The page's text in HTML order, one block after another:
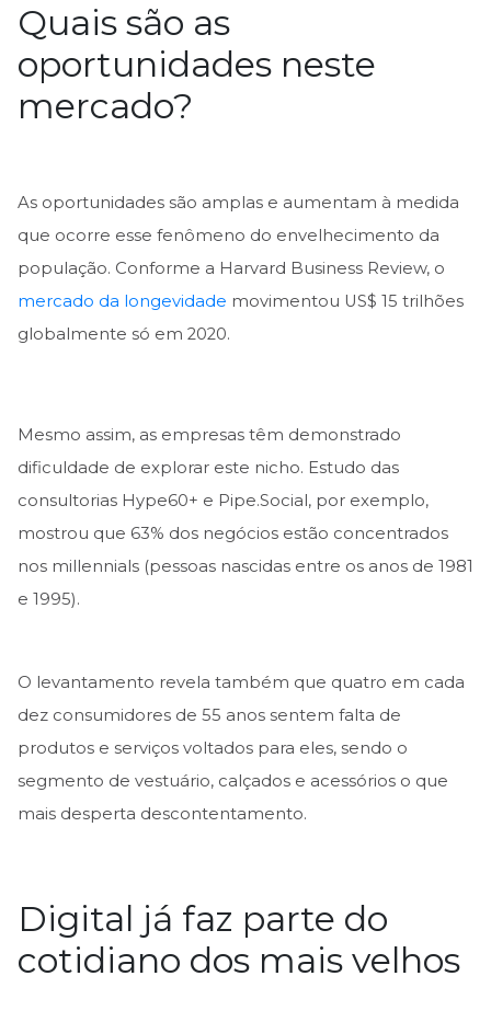
Quais são as
oportunidades neste
mercado?
As oportunidades são amplas e aumentam à medida
que ocorre esse fenômeno do envelhecimento da
população. Conforme a Harvard Business Review, o
mercado da longevidade movimentou US$ 15 trilhões
globalmente só em 2020.
Mesmo assim, as empresas têm demonstrado
dificuldade de explorar este nicho. Estudo das
consultorias Hype60+ e Pipe.Social, por exemplo,
mostrou que 63% dos negócios estão concentrados
nos millennials (pessoas nascidas entre os anos de 1981
e 1995).
O levantamento revela também que quatro em cada
dez consumidores de 55 anos sentem falta de
produtos e serviços voltados para eles, sendo o
segmento de vestuário, calçados e acessórios o que
mais desperta descontentamento.
Digital já faz parte do
cotidiano dos mais velhos